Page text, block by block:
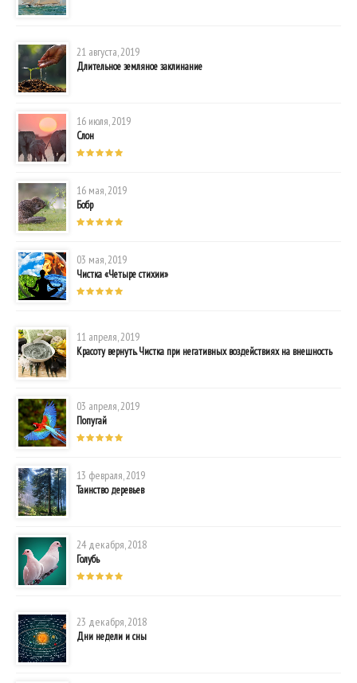
21 августа, 2019
Длительное земляное заклинание
16 июля, 2019
Слон
16 мая, 2019
Бобр
03 мая, 2019
Чистка «Четыре стихии»
11 апреля, 2019
Красоту вернуть. Чистка при негативных воздействиях на внешность
03 апреля, 2019
Попугай
13 февраля, 2019
Таинство деревьев
24 декабря, 2018
Голубь
23 декабря, 2018
Дни недели и сны